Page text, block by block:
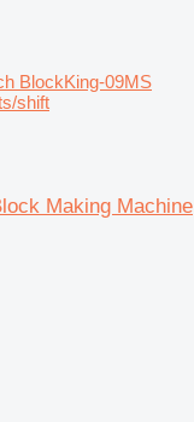
BlockKing-09MS
shift
Making Machine